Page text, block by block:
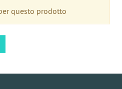
questo prodotto